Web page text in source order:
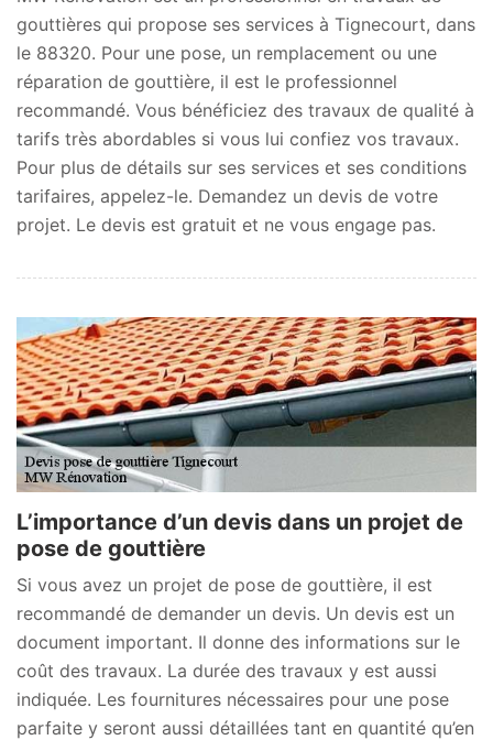
gouttières qui propose ses services à Tignecourt, dans
le 88320. Pour une pose, un remplacement ou une
réparation de gouttière, il est le professionnel
recommandé. Vous bénéficiez des travaux de qualité à
tarifs très abordables si vous lui confiez vos travaux.
Pour plus de détails sur ses services et ses conditions
tarifaires, appelez-le. Demandez un devis de votre
projet. Le devis est gratuit et ne vous engage pas.
L’importance d’un devis dans un projet de
pose de gouttière
Si vous avez un projet de pose de gouttière, il est
recommandé de demander un devis. Un devis est un
document important. Il donne des informations sur le
coût des travaux. La durée des travaux y est aussi
indiquée. Les fournitures nécessaires pour une pose
parfaite y seront aussi détaillées tant en quantité qu’en